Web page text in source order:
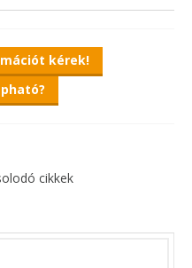
kérek!
cikkek